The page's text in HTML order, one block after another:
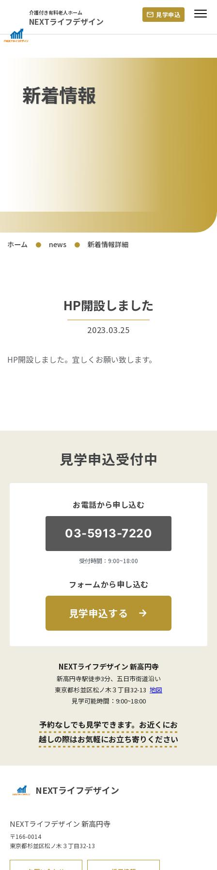
content
介護付き有料老人ホーム
NEXTライフデザイン
見学申込
新着情報
ホーム ● news ● 新着情報詳細
HP開設しました
2023.03.25
HP開設しました。宜しくお願い致します。
見学申込受付中
お電話から申し込む
03-5913-7220
受付時間：9:00~18:00
フォームから申し込む
見学申込する
NEXTライフデザイン 新高円寺
新高円寺駅徒歩3分、五日市街道沿い
東京都杉並区松ノ木３丁目32-13 地図
見学可能時間：9:00~18:00
予約なしでも見学できます。お近くにお
越しの際はお気軽にお立ち寄りください
NEXTライフデザイン
NEXTライフデザイン 新高円寺
〒166-0014
東京都杉並区松ノ木３丁目32-13